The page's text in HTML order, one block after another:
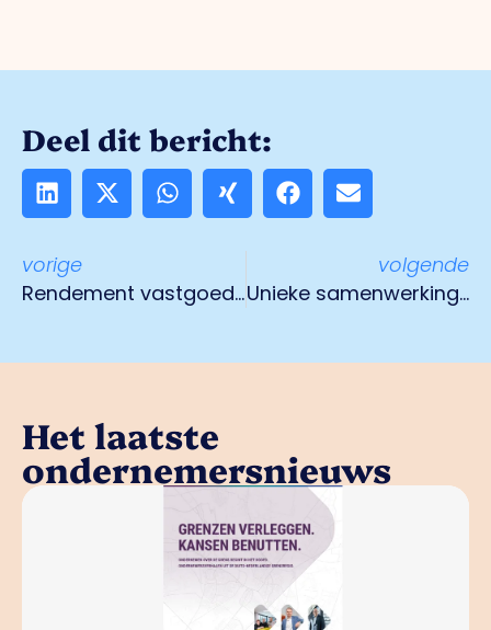
Deel dit bericht:
vorige
Rendement vastgoed Venlo 5,5%
volgende
Unieke samenwerking Inther Group en CIV Maak | Smart Industrie
Het laatste
ondernemersnieuws